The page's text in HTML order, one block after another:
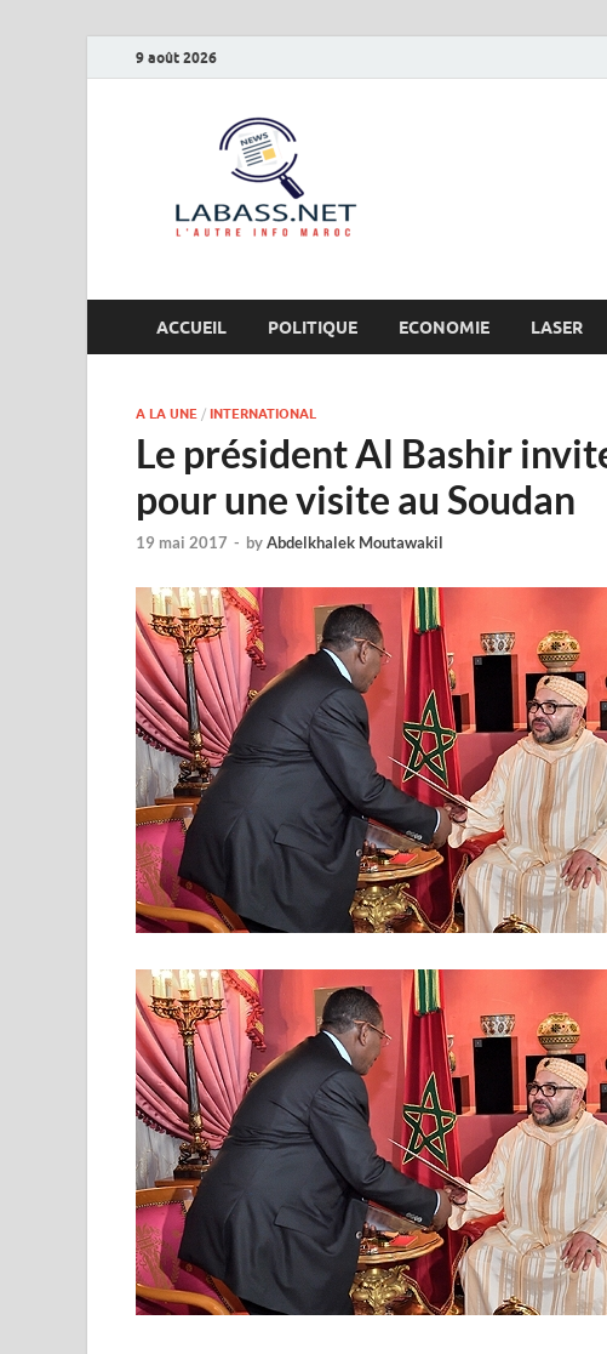
9 août 2026
ACCUEIL POLITIQUE ECONOMIE LASER
A LA UNE / INTERNATIONAL
Le président Al Bashir
pour une visite au Soudan
19 mai 2017 - byAbdelkhalek Moutawakil